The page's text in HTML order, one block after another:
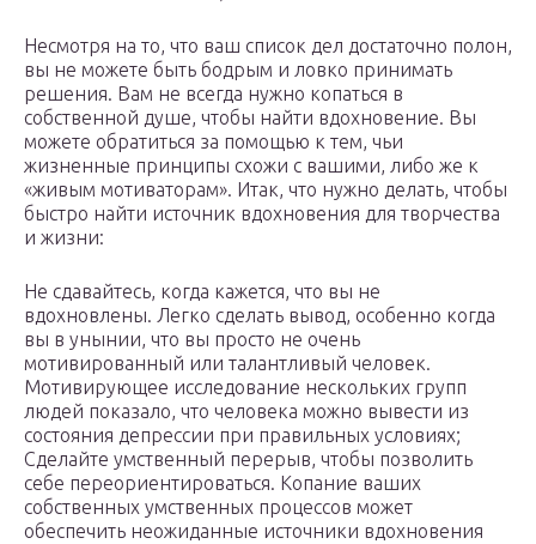
Несмотря на то, что ваш список дел достаточно полон,
вы не можете быть бодрым и ловко принимать
решения. Вам не всегда нужно копаться в
собственной душе, чтобы найти вдохновение. Вы
можете обратиться за помощью к тем, чьи
жизненные принципы схожи с вашими, либо же к
«живым мотиваторам». Итак, что нужно делать, чтобы
быстро найти источник вдохновения для творчества
и жизни:
Не сдавайтесь, когда кажется, что вы не
вдохновлены. Легко сделать вывод, особенно когда
вы в унынии, что вы просто не очень
мотивированный или талантливый человек.
Мотивирующее исследование нескольких групп
людей показало, что человека можно вывести из
состояния депрессии при правильных условиях;
Сделайте умственный перерыв, чтобы позволить
себе переориентироваться. Копание ваших
собственных умственных процессов может
обеспечить неожиданные источники вдохновения